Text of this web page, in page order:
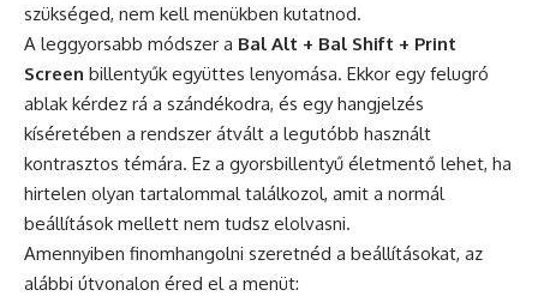
szükséged, nem kell menükben kutatnod.
A leggyorsabb módszer a Bal Alt + Bal Shift + Print
Screen billentyűk együttes lenyomása. Ekkor egy felugró
ablak kérdez rá a szándékodra, és egy hangjelzés
kíséretében a rendszer átvált a legutóbb használt
kontrasztos témára. Ez a gyorsbillentyű életmentő lehet, ha
hirtelen olyan tartalommal találkozol, amit a normál
beállítások mellett nem tudsz elolvasni.
Amennyiben finomhangolni szeretnéd a beállításokat, az
alábbi útvonalon éred el a menüt: